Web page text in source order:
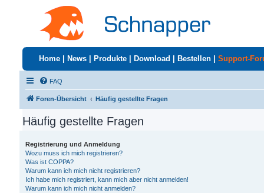
Home News Produkte Download Bestellen Support-
FAQ
Foren-Übersicht Häufig gestellte Fragen
Häufig gestellte Fragen
Registrierung und Anmeldung
Wozu muss ich mich registrieren?
Was ist COPPA?
Warum kann ich mich nicht registrieren?
Ich habe mich registriert, kann mich aber nicht anmelden!
Warum kann ich mich nicht anmelden?